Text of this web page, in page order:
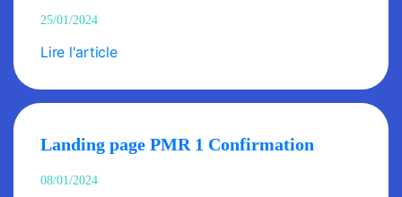
25/01/2024
Lire l'article
Landing page PMR 1 Confirmation
08/01/2024